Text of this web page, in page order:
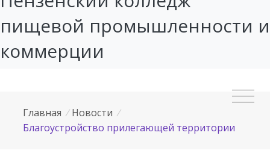
пищевой промышленности и
коммерции
Главная / Новости /
Благоустройство прилегающей территории